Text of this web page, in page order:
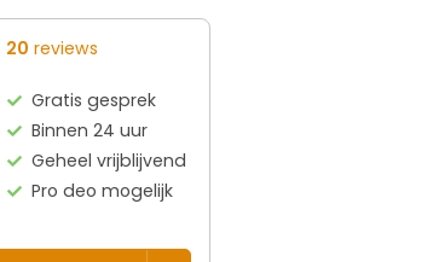
20 reviews
Gratis gesprek
Binnen 24 uur
Geheel vrijblijvend
Pro deo mogelijk